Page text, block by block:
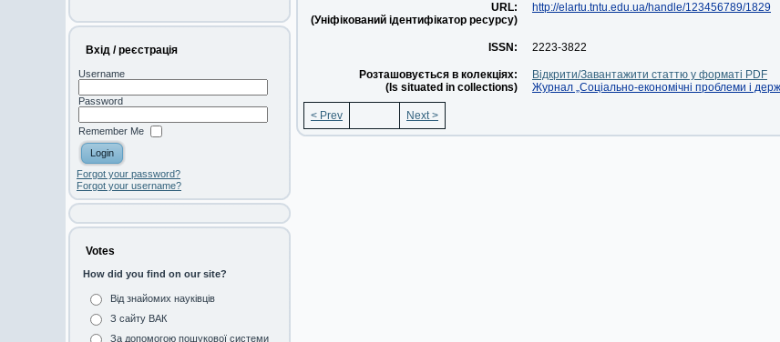
Вхід / реєстрація
Username
Password
Remember Me
Forgot your password?
Forgot your username?
Votes
How did you find on our site?
Від знайомих науківців
З сайту ВАК
За допомогою пошукової системи
URL:
(Уніфікований ідентифікатор ресурсу)
http://elartu.tntu.edu.ua/handle/123456789/1829
ISSN: 2223-3822
Розташовується в колекціях:
(Is situated in collections)
Відкрити/Завантажити статтю у форматі PDF
Журнал „Соціально-економічні проблеми і
< Prev Next >